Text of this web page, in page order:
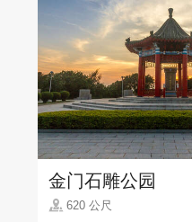
金门石雕公园
620 公尺